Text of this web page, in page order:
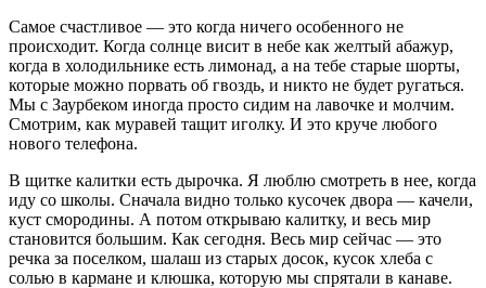
Самое счастливое — это когда ничего особенного не
происходит. Когда солнце висит в небе как желтый абажур,
когда в холодильнике есть лимонад, а на тебе старые шорты,
которые можно порвать об гвоздь, и никто не будет ругаться.
Мы с Заурбеком иногда просто сидим на лавочке и молчим.
Смотрим, как муравей тащит иголку. И это круче любого
нового телефона.
В щитке калитки есть дырочка. Я люблю смотреть в нее, когда
иду со школы. Сначала видно только кусочек двора — качели,
куст смородины. А потом открываю калитку, и весь мир
становится большим. Как сегодня. Весь мир сейчас — это
речка за поселком, шалаш из старых досок, кусок хлеба с
солью в кармане и клюшка, которую мы спрятали в канаве.